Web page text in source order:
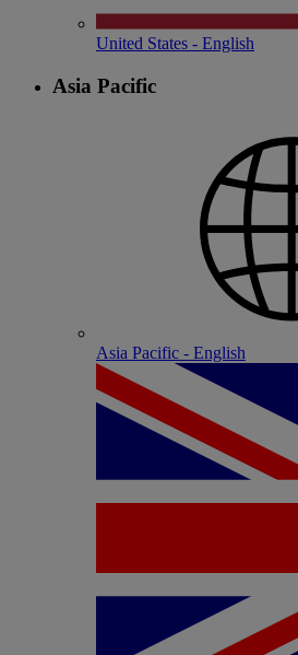
United States - English
Asia Pacific
Asia Pacific - English